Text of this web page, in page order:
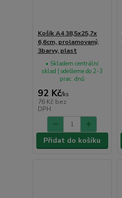
Košík A4 38,5x25,7x
6,6cm, prolamovaný,
3barvy, plast
92 Kč/ks
76 Kč bez
DPH
• Skladem centrální
sklad | odešleme do 2-3
prac. dnů
Přidat do košíku